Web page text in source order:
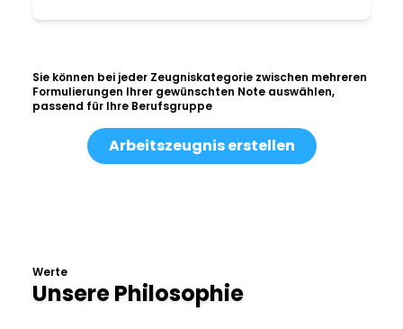
Sie können bei jeder Zeugniskategorie zwischen mehreren
Formulierungen Ihrer gewünschten Note auswählen,
passend für Ihre Berufsgruppe
Arbeitszeugnis erstellen
Werte
Unsere Philosophie